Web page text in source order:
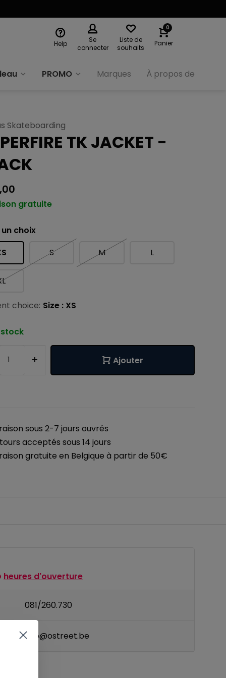
Help
Se
connecter
Liste de
souhaits
0
Panier
PROMO Marques À propos de nous
Skateboarding
TK JACKET -
gratuite
choix
S M L
choice: Size : XS
stock
+ Ajouter
sous 2-7 jours ouvrés
acceptés sous 14 jours
gratuite en Belgique à partir de 50€
heures d'ouverture
081/260.730
info@ostreet.be